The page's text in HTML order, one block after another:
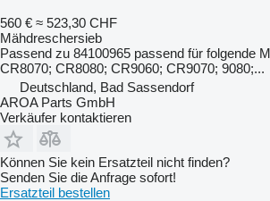
560 € ≈ 523,30 CHF
Mähdreschersieb
Passend zu 84100965 passend für folgende
CR8070; CR8080; CR9060; CR9070; 9080;...
Deutschland, Bad Sassendorf
AROA Parts GmbH
Verkäufer kontaktieren
Können Sie kein Ersatzteil nicht finden?
Senden Sie die Anfrage sofort!
Ersatzteil bestellen